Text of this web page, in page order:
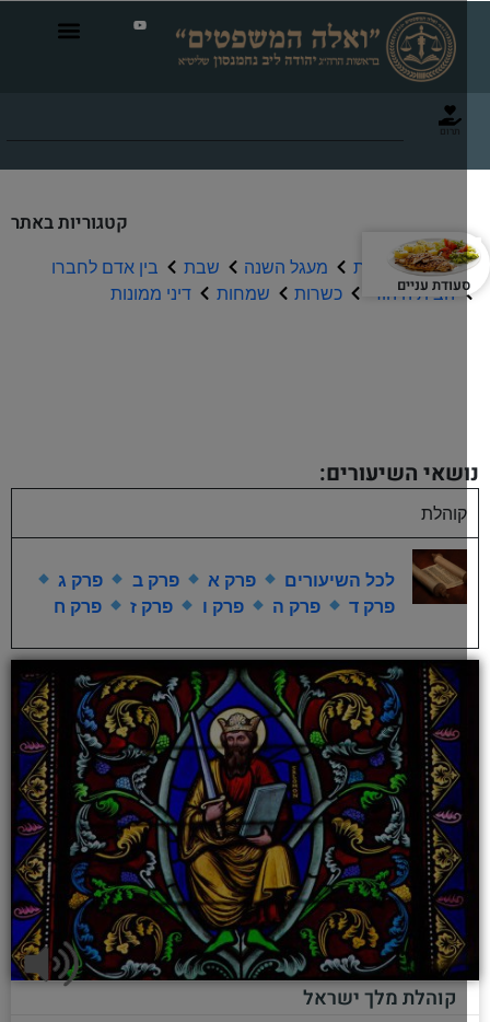
קטגוריות באתר
תפילה וברכות מעגל השנה שבת
בין אדם לחברו
הבית היהודי
כשרות שמחות דיני ממונות
השיעורים:
קוהלת
לכל השיעורים פרק א פרק ב
פרק ג
פרק ד
פרק ה פרק ו פרק ז פרק ח
קוהלת מלך ישראל
עניים